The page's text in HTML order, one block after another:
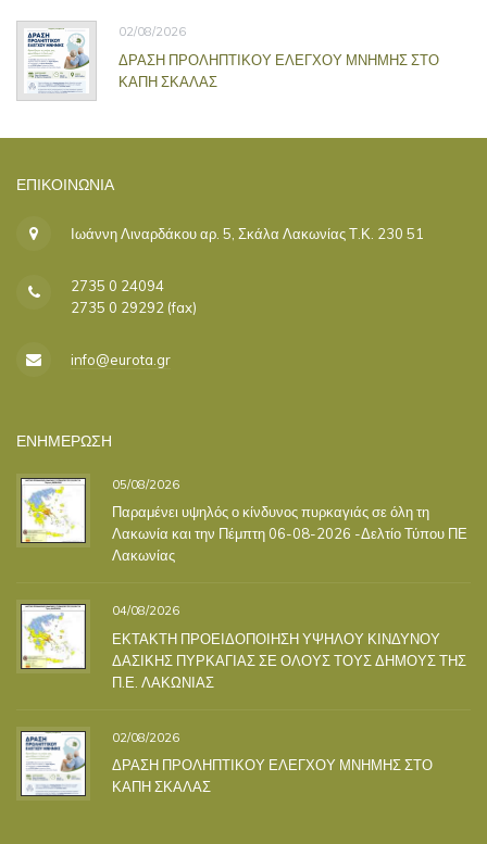
02/08/2026
ΔΡΑΣΗ ΠΡΟΛΗΠΤΙΚΟΥ ΕΛΕΓΧΟΥ ΜΝΗΜΗΣ ΣΤΟ
ΚΑΠΗ ΣΚΑΛΑΣ
ΕΠΙΚΟΙΝΩΝΊΑ
Ιωάννη Λιναρδάκου αρ. 5, Σκάλα Λακωνίας Τ.Κ. 230 51
2735 0 24094
2735 0 29292 (fax)
info@eurota.gr
ΕΝΗΜΕΡΩΣΗ
05/08/2026
Παραμένει υψηλός ο κίνδυνος πυρκαγιάς σε όλη τη
Λακωνία και την Πέμπτη 06-08-2026 -Δελτίο Τύπου ΠΕ
Λακωνίας
04/08/2026
ΕΚΤΑΚΤΗ ΠΡΟΕΙΔΟΠΟΙΗΣΗ ΥΨΗΛΟΥ ΚΙΝΔΥΝΟΥ
ΔΑΣΙΚΗΣ ΠΥΡΚΑΓΙΑΣ ΣΕ ΟΛΟΥΣ ΤΟΥΣ ΔΗΜΟΥΣ ΤΗΣ
Π.Ε. ΛΑΚΩΝΙΑΣ
02/08/2026
ΔΡΑΣΗ ΠΡΟΛΗΠΤΙΚΟΥ ΕΛΕΓΧΟΥ ΜΝΗΜΗΣ ΣΤΟ
ΚΑΠΗ ΣΚΑΛΑΣ